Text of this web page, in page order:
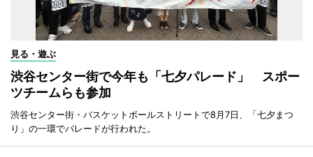
見る・遊ぶ
渋谷センター街で今年も「七夕パレード」 スポー
ツチームらも参加
渋谷センター街・バスケットボールストリートで8月7日、「七夕まつ
り」の一環でパレードが行われた。